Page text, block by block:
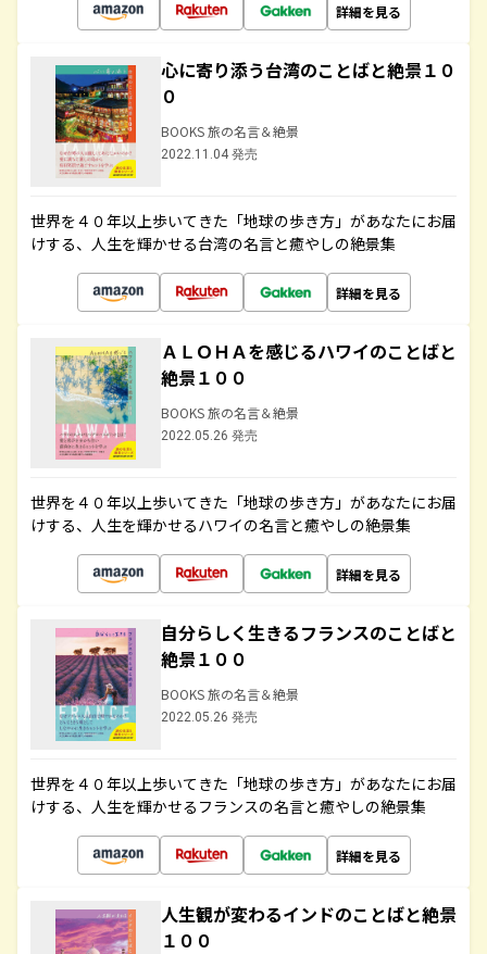
詳細を見る
心に寄り添う台湾のことばと絶景１０
０
BOOKS 旅の名言＆絶景
2022.11.04 発売
世界を４０年以上歩いてきた「地球の歩き方」があなたにお届
けする、人生を輝かせる台湾の名言と癒やしの絶景集
詳細を見る
ＡＬＯＨＡを感じるハワイのことばと
絶景１００
BOOKS 旅の名言＆絶景
2022.05.26 発売
世界を４０年以上歩いてきた「地球の歩き方」があなたにお届
けする、人生を輝かせるハワイの名言と癒やしの絶景集
詳細を見る
自分らしく生きるフランスのことばと
絶景１００
BOOKS 旅の名言＆絶景
2022.05.26 発売
世界を４０年以上歩いてきた「地球の歩き方」があなたにお届
けする、人生を輝かせるフランスの名言と癒やしの絶景集
詳細を見る
人生観が変わるインドのことばと絶景
１００